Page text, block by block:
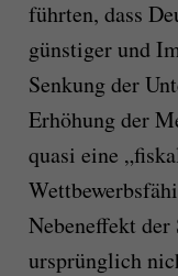
führten, dass
günstiger und
Senkung der
Erhöhung der
quasi eine
Nebeneffekt
ursprünglich